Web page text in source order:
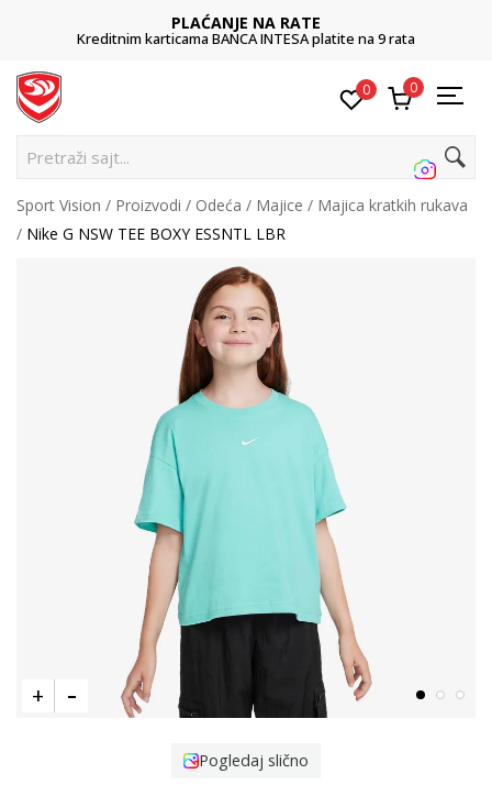
PLAĆANJE NA RATE
Kreditnim karticama BANCA INTESA platite na 9 rata
0 0
Pr
Sport Vision Proizvodi Odeća Majice
Majica kratkih rukava
Nike G NSW TEE BOXY ESSNTL LBR
Pogledaj slično